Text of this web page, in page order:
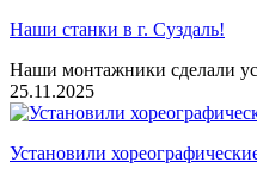
Наши станки в г. Суздаль!
Наши монтажники сделали
25.11.2025
Установили